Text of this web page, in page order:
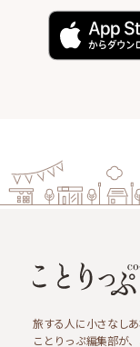
旅する人に小さなしあ
ことりっぷ編集部が